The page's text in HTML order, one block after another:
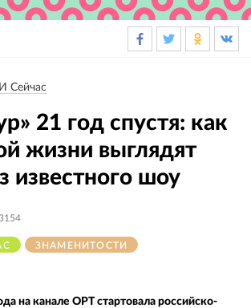
навигация
И Сейчас
21 год спустя: как
жизни выглядят
известного шоу
ЗНАМЕНИТОСТИ
на канале ОРТ стартовала российско-